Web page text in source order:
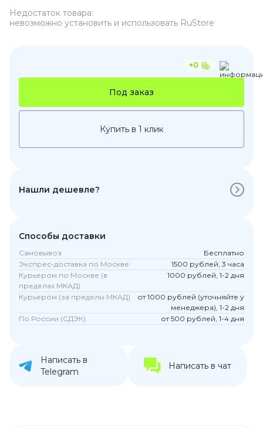
Недостаток товара:
невозможно установить и использовать RuStore
+0
Под заказ
Купить в 1 клик
Нашли дешевле?
Способы доставки
Самовывоз
Бесплатно
Экспрес-доставка по Москве
1500 рублей, 3 часа
Курьером по Москве (в
пределах МКАД)
1000 рублей, 1-2 дня
Курьером (за пределы МКАД)
от 1000 рублей (уточняйте у
менеджера), 1-2 дня
По России (СДЭК)
от 500 рублей, 1-4 дня
Написать в
Telegram
Написать в чат